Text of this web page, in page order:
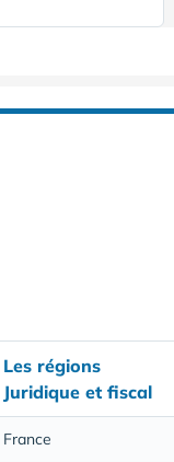
Les régions
Juridique et fiscal
France